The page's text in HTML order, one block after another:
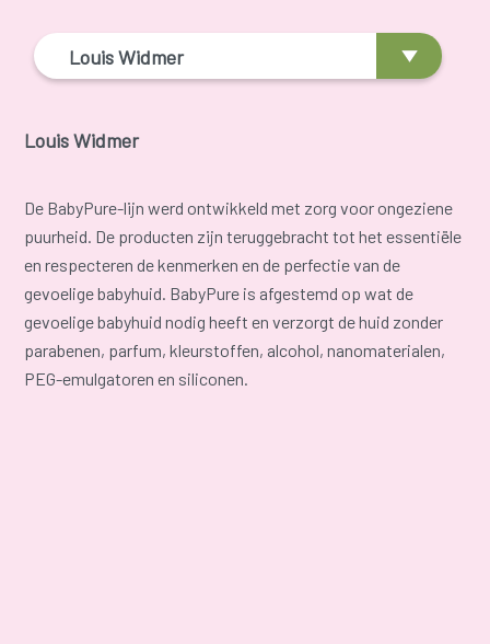
Louis Widmer
Louis Widmer
De BabyPure-lijn werd ontwikkeld met zorg voor ongeziene
puurheid. De producten zijn teruggebracht tot het essentiële
en respecteren de kenmerken en de perfectie van de
gevoelige babyhuid. BabyPure is afgestemd op wat de
gevoelige babyhuid nodig heeft en verzorgt de huid zonder
parabenen, parfum, kleurstoffen, alcohol, nanomaterialen,
PEG-emulgatoren en siliconen.